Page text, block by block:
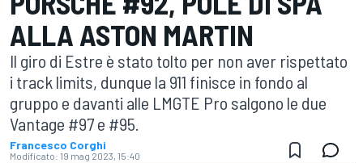
ALLA ASTON MARTIN
Il giro di Estre è stato tolto per non aver rispettato
i track limits, dunque la 911 finisce in fondo al
gruppo e davanti alle LMGTE Pro salgono le due
Vantage #97 e #95.
Francesco Corghi
Modificato: 19 mag 2023, 15:40